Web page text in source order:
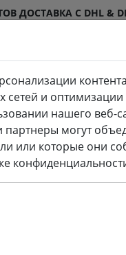
ДОСТАВКА С DHL &
и
Кухня и
еда
и
нашего веб-
могут
или которые они